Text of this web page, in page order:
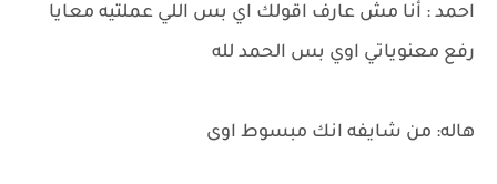
احمد : أنا مش عارف اقولك اي بس اللي عملتيه معايا
رفع معنوياتي اوي بس الحمد لله
هاله: من شايفه انك مبسوط اوى